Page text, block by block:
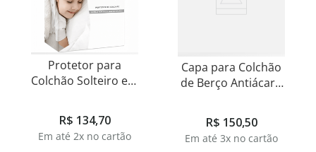
Protetor para
Colchão Solteiro em
R$ 134,70
Em até 2x no cartão
Capa para Colchão
de Berço Antiácaro
R$ 150,50
Em até 3x no cartão